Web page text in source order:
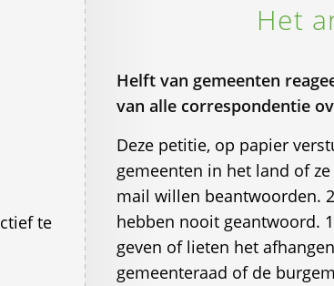
te
Het
Helft van gemeenten
van alle correspondentie
Deze petitie, op papier
gemeenten in het land of
mail willen beantwoorden.
hebben nooit geantwoord.
geven of lieten het
gemeenteraad of de